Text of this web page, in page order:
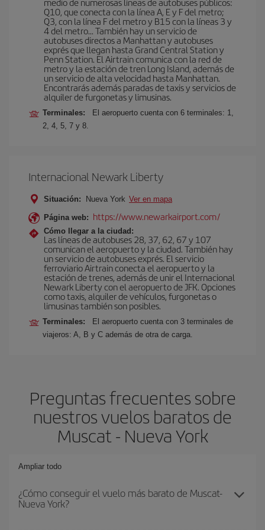
Q10, que conecta con la línea A, E y F del metro;
Q3, con la línea F del metro y B15 con la líneas 3 y
4 del metro… También hay un servicio de
autobuses directos a Manhattan y autobuses
exprés que llegan hasta Grand Central Station y
Penn Station. El Airtrain comunica con la red de
metro y la estación de tren Long Island, además de
un servicio de alta velocidad hasta Manhattan.
Encontrarás además paradas de taxis y servicios de
alquiler de furgonetas y limusinas.
Terminales:
El aeropuerto cuenta con 6 terminales: 1,
2, 4, 5, 7 y 8.
Internacional Newark Liberty
Situación: Nueva York Ver en mapa
Página web: https://www.newarkairport.com/
Cómo llegar a la ciudad:
Las líneas de autobuses 28, 37, 62, 67 y 107
comunican el aeropuerto y la ciudad. También hay
un servicio de autobuses exprés. El servicio
ferroviario Airtrain conecta el aeropuerto y la
estación de trenes, además de unir el Internacional
Newark Liberty con el aeropuerto de JFK. Opciones
como taxis, alquiler de vehículos, furgonetas o
limusinas también son posibles.
Terminales:
El aeropuerto cuenta con 3 terminales de
viajeros: A, B y C además de otra de carga.
Preguntas frecuentes sobre
nuestros vuelos baratos de
Muscat - Nueva York
Ampliar todo
¿Cómo conseguir el vuelo más barato de Muscat-
Nueva York?